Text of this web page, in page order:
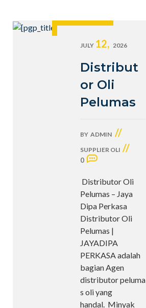
JULY 12, 2026
Distribut
or Oli
Pelumas
BY ADMIN //
SUPPLIER OLI //
0
Distributor Oli
Pelumas – Jaya
Dipa Perkasa
Distributor Oli
Pelumas |
JAYADIPA
PERKASA adalah
bagian Agen
distributor peluma
s oli yang
handal. Minyak